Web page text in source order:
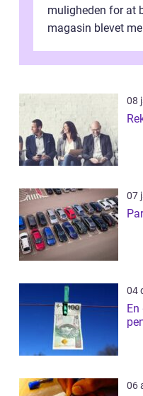
muligheden for at
magasin blevet
magas...
08
07
04
06